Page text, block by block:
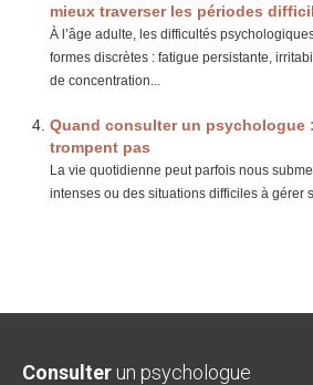
mieux traverser les périodes
À l’âge adulte, les difficultés
formes discrètes : fatigue persistante,
de concentration...
Quand consulter un psychologue
trompent pas
La vie quotidienne peut parfois nous
intenses ou des situations difficiles à gérer
Consulter un psychologue